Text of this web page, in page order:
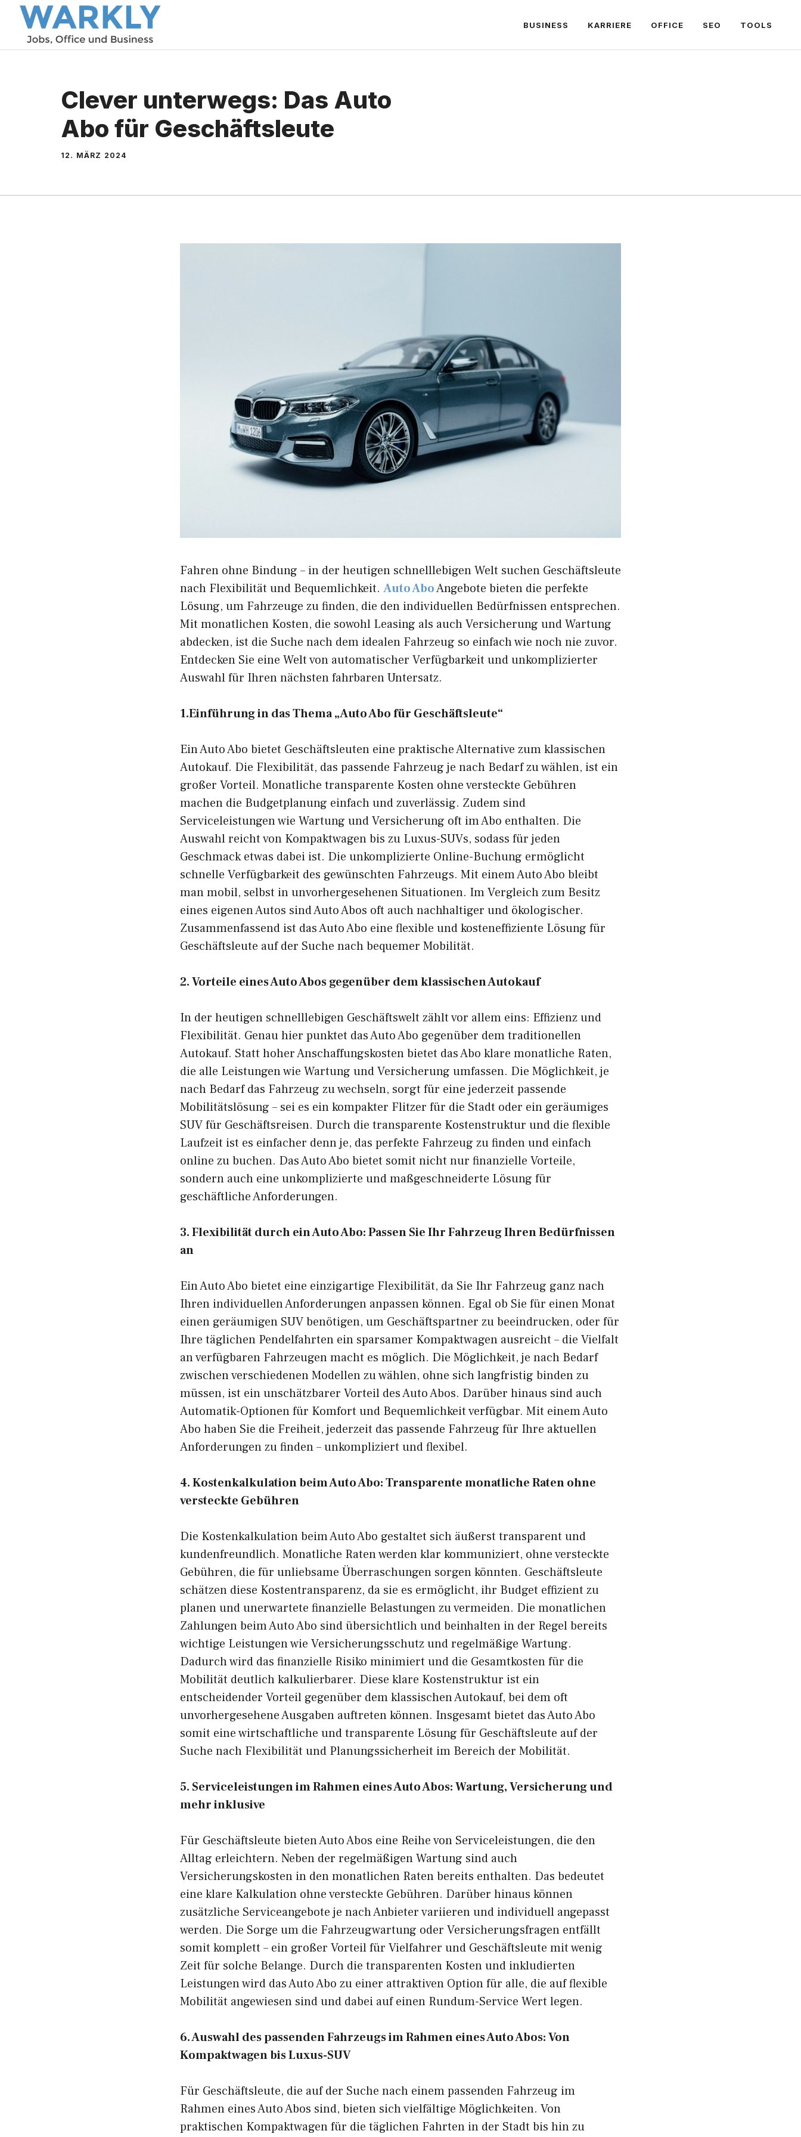
Zum
Inhalt
springen
BUSINESS KARRIERE OFFICE SEO TOOLS
Clever unterwegs: Das Auto
Abo für Geschäftsleute
12. MÄRZ 2024
Fahren ohne Bindung – in der heutigen schnelllebigen Welt suchen Geschäftsleute
nach Flexibilität und Bequemlichkeit. Auto AboAngebote bieten die perfekte
Lösung, um Fahrzeuge zu finden, die den individuellen Bedürfnissen entsprechen.
Mit monatlichen Kosten, die sowohl Leasing als auch Versicherung und Wartung
abdecken, ist die Suche nach dem idealen Fahrzeug so einfach wie noch nie zuvor.
Entdecken Sie eine Welt von automatischer Verfügbarkeit und unkomplizierter
Auswahl für Ihren nächsten fahrbaren Untersatz.
1.Einführung in das Thema „Auto Abo für Geschäftsleute“
Ein Auto Abo bietet Geschäftsleuten eine praktische Alternative zum klassischen
Autokauf. Die Flexibilität, das passende Fahrzeug je nach Bedarf zu wählen, ist ein
großer Vorteil. Monatliche transparente Kosten ohne versteckte Gebühren
machen die Budgetplanung einfach und zuverlässig. Zudem sind
Serviceleistungen wie Wartung und Versicherung oft im Abo enthalten. Die
Auswahl reicht von Kompaktwagen bis zu Luxus-SUVs, sodass für jeden
Geschmack etwas dabei ist. Die unkomplizierte Online-Buchung ermöglicht
schnelle Verfügbarkeit des gewünschten Fahrzeugs. Mit einem Auto Abo bleibt
man mobil, selbst in unvorhergesehenen Situationen. Im Vergleich zum Besitz
eines eigenen Autos sind Auto Abos oft auch nachhaltiger und ökologischer.
Zusammenfassend ist das Auto Abo eine flexible und kosteneffiziente Lösung für
Geschäftsleute auf der Suche nach bequemer Mobilität.
2. Vorteile eines Auto Abos gegenüber dem klassischen Autokauf
In der heutigen schnelllebigen Geschäftswelt zählt vor allem eins: Effizienz und
Flexibilität. Genau hier punktet das Auto Abo gegenüber dem traditionellen
Autokauf. Statt hoher Anschaffungskosten bietet das Abo klare monatliche Raten,
die alle Leistungen wie Wartung und Versicherung umfassen. Die Möglichkeit, je
nach Bedarf das Fahrzeug zu wechseln, sorgt für eine jederzeit passende
Mobilitätslösung – sei es ein kompakter Flitzer für die Stadt oder ein geräumiges
SUV für Geschäftsreisen. Durch die transparente Kostenstruktur und die flexible
Laufzeit ist es einfacher denn je, das perfekte Fahrzeug zu finden und einfach
online zu buchen. Das Auto Abo bietet somit nicht nur finanzielle Vorteile,
sondern auch eine unkomplizierte und maßgeschneiderte Lösung für
geschäftliche Anforderungen.
3. Flexibilität durch ein Auto Abo: Passen Sie Ihr Fahrzeug Ihren Bedürfnissen
an
Ein Auto Abo bietet eine einzigartige Flexibilität, da Sie Ihr Fahrzeug ganz nach
Ihren individuellen Anforderungen anpassen können. Egal ob Sie für einen Monat
einen geräumigen SUV benötigen, um Geschäftspartner zu beeindrucken, oder für
Ihre täglichen Pendelfahrten ein sparsamer Kompaktwagen ausreicht – die Vielfalt
an verfügbaren Fahrzeugen macht es möglich. Die Möglichkeit, je nach Bedarf
zwischen verschiedenen Modellen zu wählen, ohne sich langfristig binden zu
müssen, ist ein unschätzbarer Vorteil des Auto Abos. Darüber hinaus sind auch
Automatik-Optionen für Komfort und Bequemlichkeit verfügbar. Mit einem Auto
Abo haben Sie die Freiheit, jederzeit das passende Fahrzeug für Ihre aktuellen
Anforderungen zu finden – unkompliziert und flexibel.
4. Kostenkalkulation beim Auto Abo: Transparente monatliche Raten ohne
versteckte Gebühren
Die Kostenkalkulation beim Auto Abo gestaltet sich äußerst transparent und
kundenfreundlich. Monatliche Raten werden klar kommuniziert, ohne versteckte
Gebühren, die für unliebsame Überraschungen sorgen könnten. Geschäftsleute
schätzen diese Kostentransparenz, da sie es ermöglicht, ihr Budget effizient zu
planen und unerwartete finanzielle Belastungen zu vermeiden. Die monatlichen
Zahlungen beim Auto Abo sind übersichtlich und beinhalten in der Regel bereits
wichtige Leistungen wie Versicherungsschutz und regelmäßige Wartung.
Dadurch wird das finanzielle Risiko minimiert und die Gesamtkosten für die
Mobilität deutlich kalkulierbarer. Diese klare Kostenstruktur ist ein
entscheidender Vorteil gegenüber dem klassischen Autokauf, bei dem oft
unvorhergesehene Ausgaben auftreten können. Insgesamt bietet das Auto Abo
somit eine wirtschaftliche und transparente Lösung für Geschäftsleute auf der
Suche nach Flexibilität und Planungssicherheit im Bereich der Mobilität.
5. Serviceleistungen im Rahmen eines Auto Abos: Wartung, Versicherung und
mehr inklusive
Für Geschäftsleute bieten Auto Abos eine Reihe von Serviceleistungen, die den
Alltag erleichtern. Neben der regelmäßigen Wartung sind auch
Versicherungskosten in den monatlichen Raten bereits enthalten. Das bedeutet
eine klare Kalkulation ohne versteckte Gebühren. Darüber hinaus können
zusätzliche Serviceangebote je nach Anbieter variieren und individuell angepasst
werden. Die Sorge um die Fahrzeugwartung oder Versicherungsfragen entfällt
somit komplett – ein großer Vorteil für Vielfahrer und Geschäftsleute mit wenig
Zeit für solche Belange. Durch die transparenten Kosten und inkludierten
Leistungen wird das Auto Abo zu einer attraktiven Option für alle, die auf flexible
Mobilität angewiesen sind und dabei auf einen Rundum-Service Wert legen.
6. Auswahl des passenden Fahrzeugs im Rahmen eines Auto Abos: Von
Kompaktwagen bis Luxus-SUV
Für Geschäftsleute, die auf der Suche nach einem passenden Fahrzeug im
Rahmen eines Auto Abos sind, bieten sich vielfältige Möglichkeiten. Von
praktischen Kompaktwagen für die täglichen Fahrten in der Stadt bis hin zu